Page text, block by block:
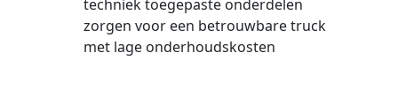
techniek toegepaste onderdelen
zorgen voor een betrouwbare truck
met lage onderhoudskosten